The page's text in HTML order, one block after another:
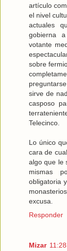
artículo
el nivel
actuales
gobierna
votante
sobre
sirve de
casposo
Telecinco.
Lo único
cara de
algo que le
mismas
obligatoria
excusa.
Responder
Mizar